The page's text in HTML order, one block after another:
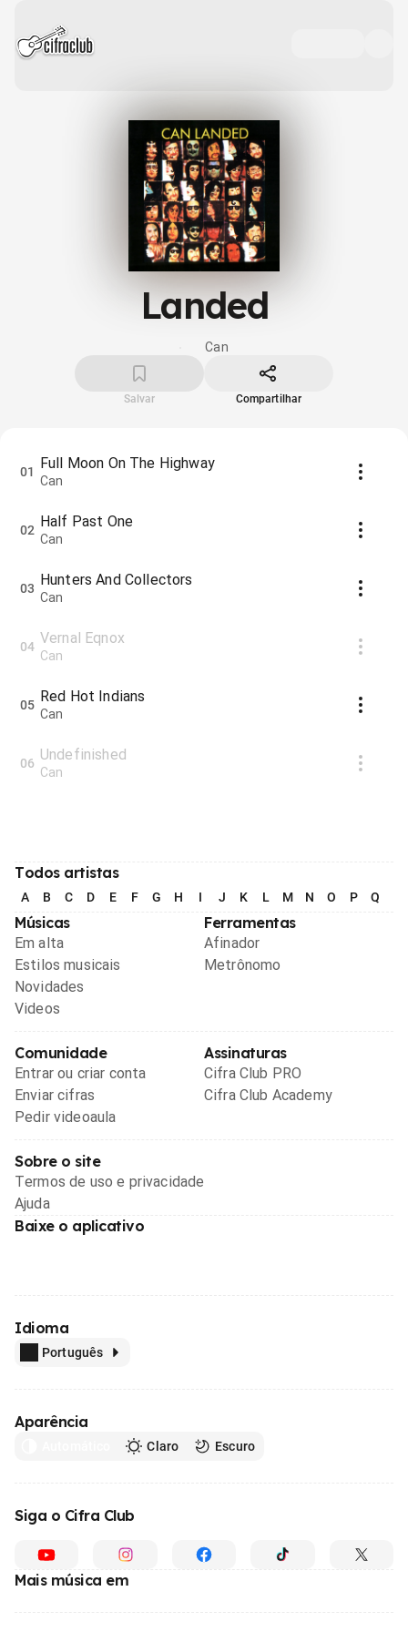
Landed
Can
Salvar Compartilhar
01 Full Moon On The Highway
Can
02 Half Past One
Can
03 Hunters And Collectors
Can
04 Vernal Eqnox
Can
05 Red Hot Indians
Can
06 Undefinished
Can
Todos artistas
A B C D E F G H I J K L M N O P Q
Músicas
Em alta
Estilos musicais
Novidades
Videos
Ferramentas
Afinador
Metrônomo
Comunidade
Entrar ou criar conta
Enviar cifras
Pedir videoaula
Assinaturas
Cifra Club PRO
Cifra Club Academy
Sobre o site
Termos de uso e privacidade
Ajuda
Baixe o aplicativo
Idioma
Português
Aparência
Claro Escuro
Siga o Cifra Club
Mais música em